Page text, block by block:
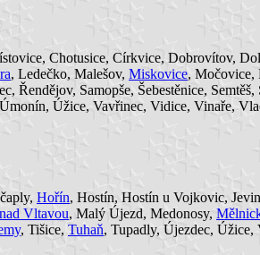
Chotusice, Církvice, Dobrovítov,
, Ledečko, Malešov, Miskovice, Močovice,
Řendějov, Samopše, Šebestěnice, Semtěš,
Úžice, Vavřinec, Vidice, Vinaře,
Hořín, Hostín, Hostín u Vojkovic,
Vltavou, Malý Újezd, Medonosy,
, Tišice, Tuhaň, Tupadly, Újezdec, Úžice,